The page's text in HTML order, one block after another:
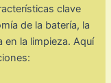
clave
de la batería, la
en la limpieza. Aquí